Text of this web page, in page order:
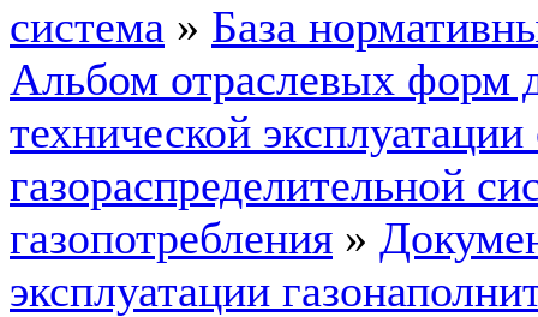
система » База
Альбом отраслевых форм
технической эксплуатации
газораспределительной
газопотребления »
эксплуатации